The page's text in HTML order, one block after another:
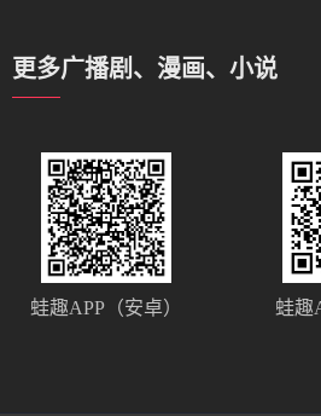
更多广播剧、漫画、小说
蛙趣APP（安卓） 蛙趣